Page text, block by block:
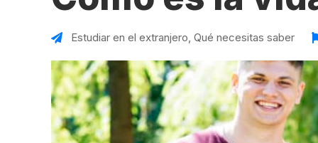
Working Holidays
Malta
Reino Unido
Suecia
VER TODAS LAS EXPERIENCIAS
Estudiar en el extranjero, Qué necesitas saber